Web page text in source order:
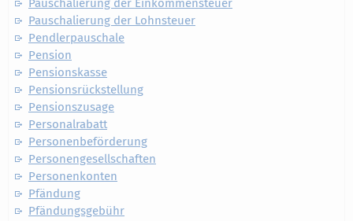
Pauschalierung der Einkommensteuer
Pauschalierung der Lohnsteuer
Pendlerpauschale
Pension
Pensionskasse
Pensionsrückstellung
Pensionszusage
Personalrabatt
Personenbeförderung
Personengesellschaften
Personenkonten
Pfändung
Pfändungsgebühr